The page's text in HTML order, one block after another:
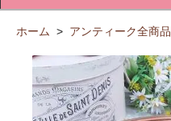
ホーム > アンティーク全商品